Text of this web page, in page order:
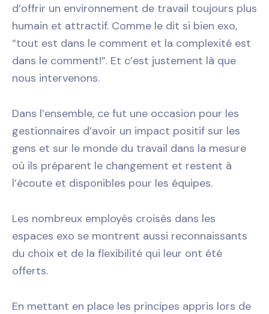
d’offrir un environnement de travail toujours plus
humain et attractif. Comme le dit si bien exo,
“tout est dans le comment et la complexité est
dans le comment!”. Et c’est justement là que
nous intervenons.
Dans l’ensemble, ce fut une occasion pour les
gestionnaires d’avoir un impact positif sur les
gens et sur le monde du travail dans la mesure
où ils préparent le changement et restent à
l’écoute et disponibles pour les équipes.
Les nombreux employés croisés dans les
espaces exo se montrent aussi reconnaissants
du choix et de la flexibilité qui leur ont été
offerts.
En mettant en place les principes appris lors de